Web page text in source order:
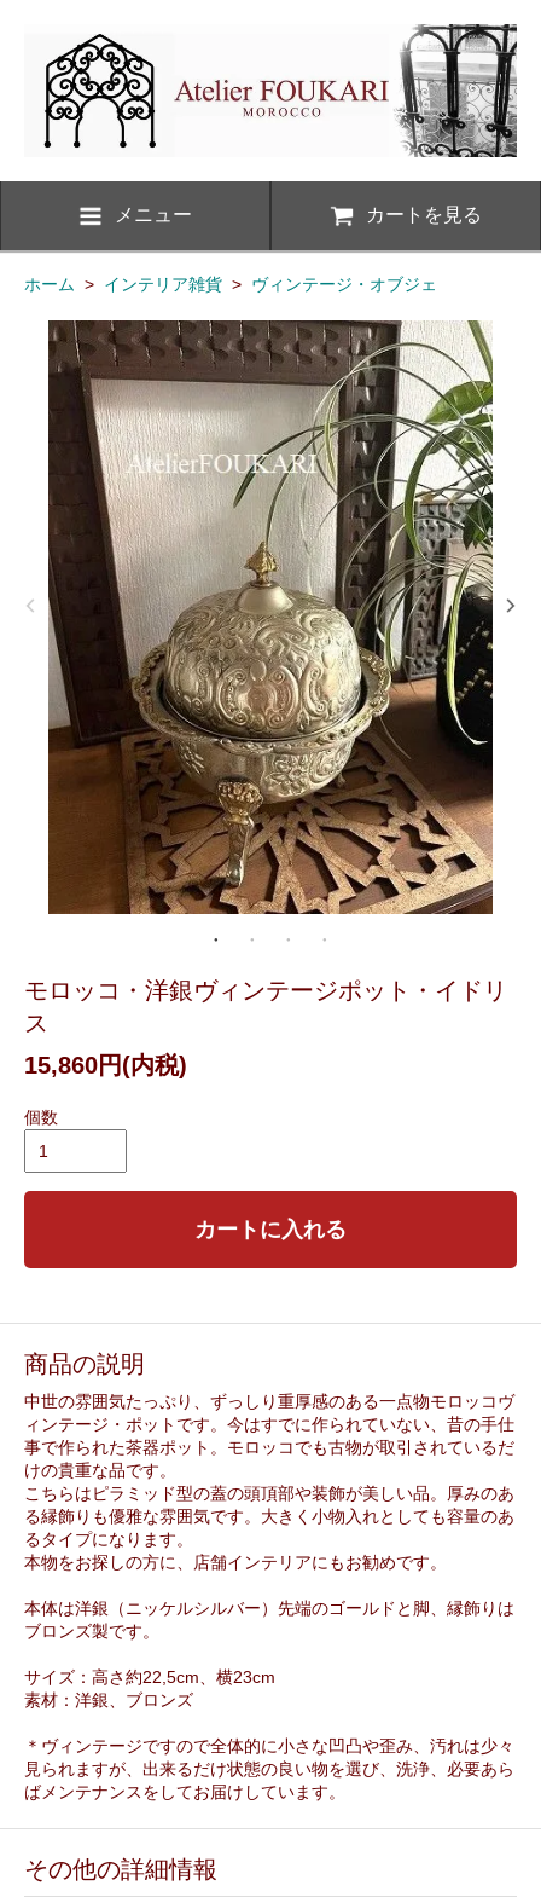
メニュー カートを見る
ホーム > インテリア雑貨 > ヴィンテージ・オブジェ
モロッコ・洋銀ヴィンテージポット・イドリ
ス
15,860円(内税)
個数
カートに入れる
商品の説明
中世の雰囲気たっぷり、ずっしり重厚感のある一点物モロッコヴ
ィンテージ・ポットです。今はすでに作られていない、昔の手仕
事で作られた茶器ポット。モロッコでも古物が取引されているだ
けの貴重な品です。
こちらはピラミッド型の蓋の頭頂部や装飾が美しい品。厚みのあ
る縁飾りも優雅な雰囲気です。大きく小物入れとしても容量のあ
るタイプになります。
本物をお探しの方に、店舗インテリアにもお勧めです。
本体は洋銀（ニッケルシルバー）先端のゴールドと脚、縁飾りは
ブロンズ製です。
サイズ：高さ約22,5cm、横23cm
素材：洋銀、ブロンズ
＊ヴィンテージですので全体的に小さな凹凸や歪み、汚れは少々
見られますが、出来るだけ状態の良い物を選び、洗浄、必要あら
ばメンテナンスをしてお届けしています。
その他の詳細情報